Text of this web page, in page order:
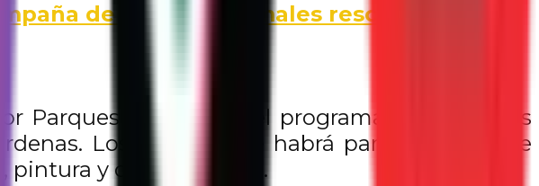
de apoyo a animales rescatados
Parques Alegres en el programa El Parque es
Los talleres que habrá para personas de
pintura y club de tareas.